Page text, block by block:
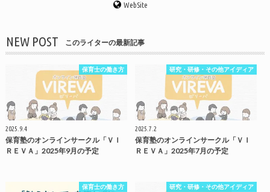
WebSite
NEW POST このライターの最新記事
保育士の働き方
2025.9.4
保育塾のオンラインサークル「ＶＩ
ＲＥＶＡ」2025年9月の予定
研究・研修・その他アイディア
2025.7.2
保育塾のオンラインサークル「ＶＩ
ＲＥＶＡ」2025年7月の予定
保育士の働き方 研究・研修・その他アイディア